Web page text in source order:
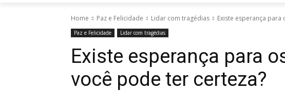
Home Paz e Felicidade Lidar com tragédias Existe esperança
Paz e Felicidade Lidar com tragédias
Existe esperança para
você pode ter certeza?